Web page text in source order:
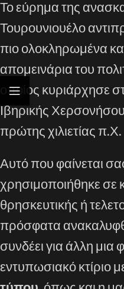
Το εύρημα της
Τουρουνιουέλο
πιο ολοκληρωμένα
απομεινάρια του
οποίος κυριάρχησε
Ιβηρικής
πρώτης χιλιετίας π.Χ.
Αυτό που φαίνεται
χρησιμοποιήθηκε σε
θρησκευτικής ή
πρόσφατα
συνδέει για άλλη μια
εντυπωσιακό κτίριο